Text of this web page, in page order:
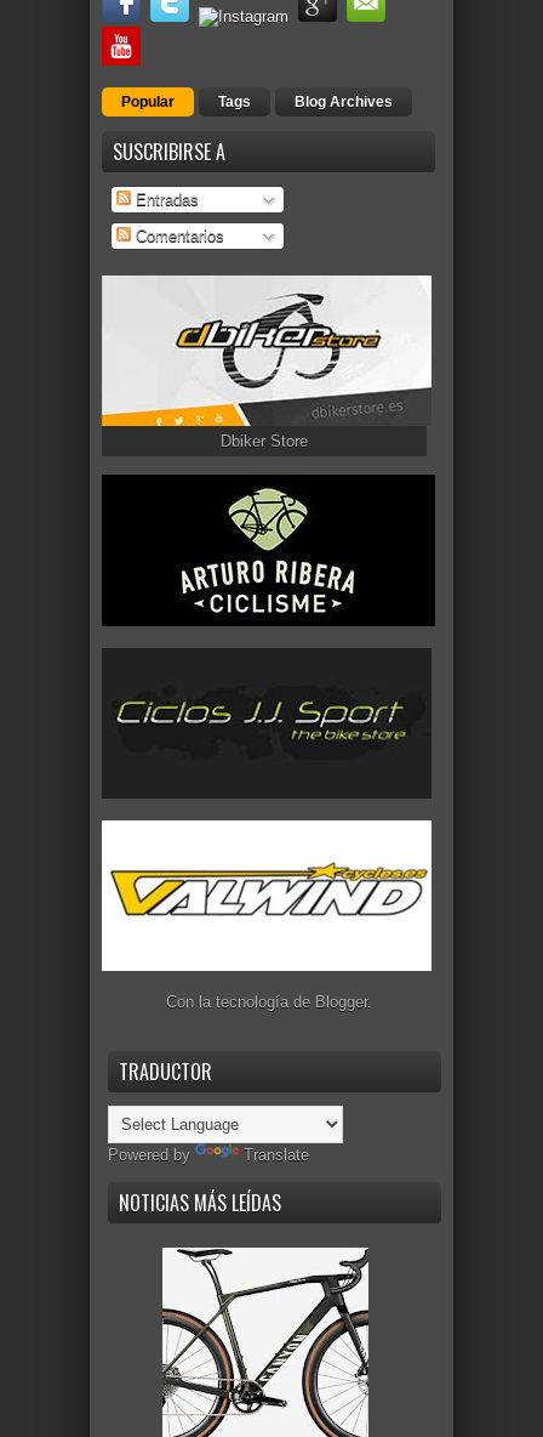
Popular Tags Blog Archives
SUSCRIBIRSE A
Entradas
Comentarios
Dbiker Store
Con la tecnología de Blogger.
TRADUCTOR
Powered by Translate
NOTICIAS MÁS LEÍDAS